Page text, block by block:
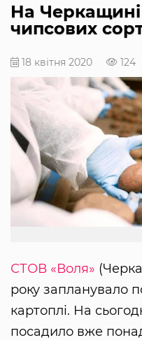
На Черкащині
чипсових
18 квітня 2020 124
СТОВ «Воля»
року запланувало
картоплі. На
посадило вже